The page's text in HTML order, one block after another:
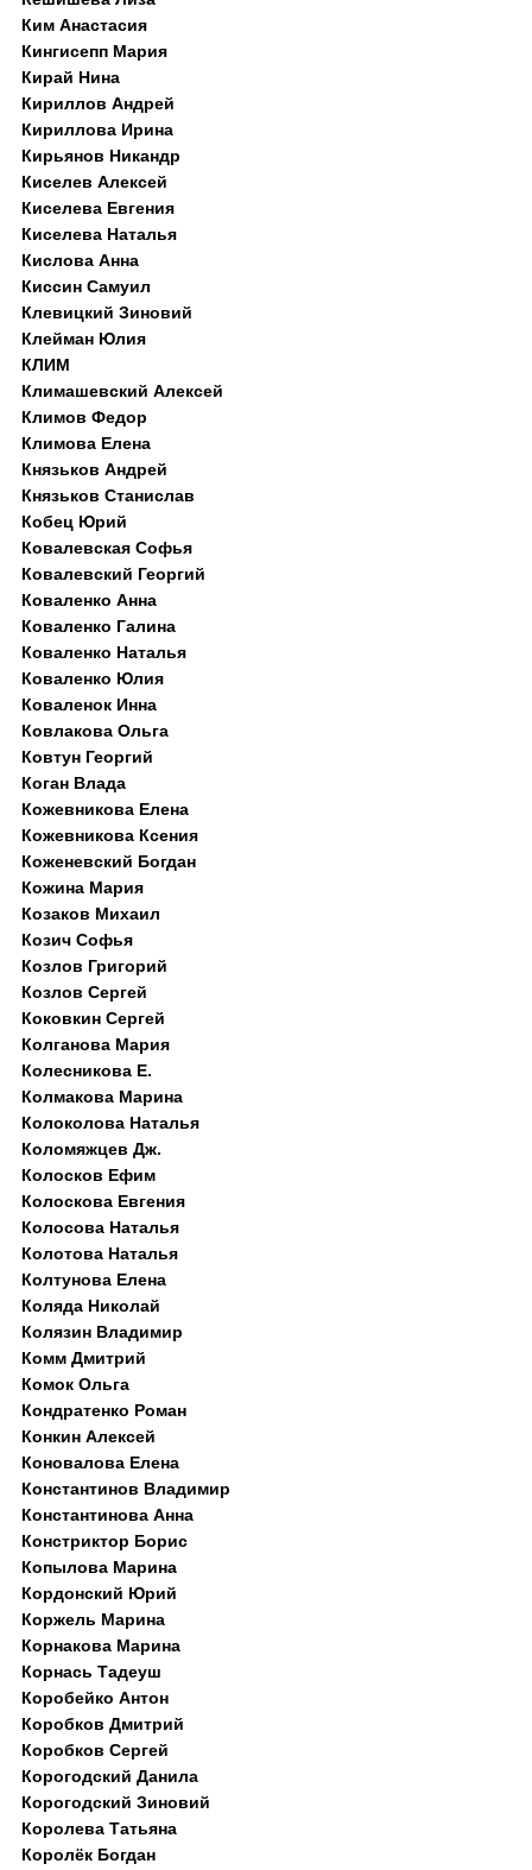
Ким Анастасия
Кингисепп Мария
Кирай Нина
Кириллов Андрей
Кириллова Ирина
Кирьянов Никандр
Киселев Алексей
Киселева Евгения
Киселева Наталья
Кислова Анна
Киссин Самуил
Клевицкий Зиновий
Клейман Юлия
КЛИМ
Климашевский Алексей
Климов Федор
Климова Елена
Князьков Андрей
Князьков Станислав
Кобец Юрий
Ковалевская Софья
Ковалевский Георгий
Коваленко Анна
Коваленко Галина
Коваленко Наталья
Коваленко Юлия
Коваленок Инна
Ковлакова Ольга
Ковтун Георгий
Коган Влада
Кожевникова Елена
Кожевникова Ксения
Коженевский Богдан
Кожина Мария
Козаков Михаил
Козич Софья
Козлов Григорий
Козлов Сергей
Коковкин Сергей
Колганова Мария
Колесникова Е.
Колмакова Марина
Колоколова Наталья
Коломяжцев Дж.
Колосков Ефим
Колоскова Евгения
Колосова Наталья
Колотова Наталья
Колтунова Елена
Коляда Николай
Колязин Владимир
Комм Дмитрий
Комок Ольга
Кондратенко Роман
Конкин Алексей
Коновалова Елена
Константинов Владимир
Константинова Анна
Констриктор Борис
Копылова Марина
Кордонский Юрий
Коржель Марина
Корнакова Марина
Корнась Тадеуш
Коробейко Антон
Коробков Дмитрий
Коробков Сергей
Корогодский Данила
Корогодский Зиновий
Королева Татьяна
Королёк Богдан